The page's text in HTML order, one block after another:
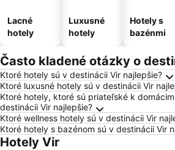
Lacné
hotely
Luxusné
hotely
Hotely s
bazénmi
Často kladené otázky o
Ktoré hotely sú v destinácii Vir najlepšie?
Ktoré luxusné hotely sú v destinácii Vir
Ktoré hotely, ktoré sú priateľské k
destinácii Vir najlepšie?
Ktoré wellness hotely sú v destinácii Vir
Ktoré hotely s bazénom sú v destinácii Vir
Hotely Vir